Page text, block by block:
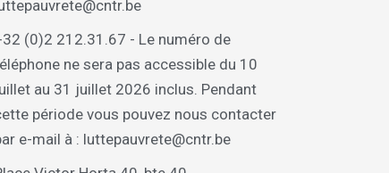
(0)2 212.31.67 - Le numéro de
ne sera pas accessible du 10
au 31 juillet 2026 inclus. Pendant
période vous pouvez nous contacter
e-mail à : luttepauvrete@cntr.be